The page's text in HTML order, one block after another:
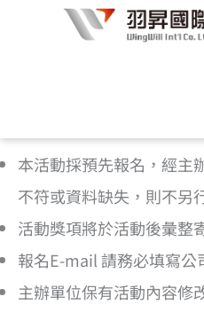
キ
ッ
[cf7form
本活動採預先報名，經主
不符或資料缺失，則不另
活動獎項將於活動後彙整
報名E-mail 請務必填寫公
主辦單位保有活動內容修